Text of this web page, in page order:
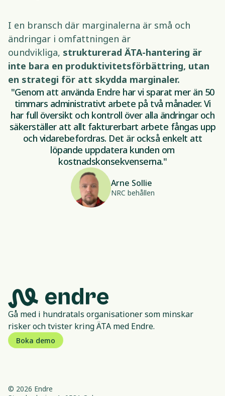
I en bransch där marginalerna är små och
ändringar i omfattningen är
oundvikliga, strukturerad ÄTA-hantering är
inte bara en produktivitetsförbättring, utan
en strategi för att skydda marginaler.
"Genom att använda Endre har vi sparat mer än 50
timmars administrativt arbete på två månader. Vi
har full översikt och kontroll över alla ändringar och
säkerställer att allt fakturerbart arbete fångas upp
och vidarebefordras. Det är också enkelt att
löpande uppdatera kunden om
kostnadskonsekvenserna."
Arne Sollie
NRC behållen
Gå med i hundratals organisationer som minskar
risker och tvister kring ÄTA med Endre.
Boka demo
© 2026 Endre